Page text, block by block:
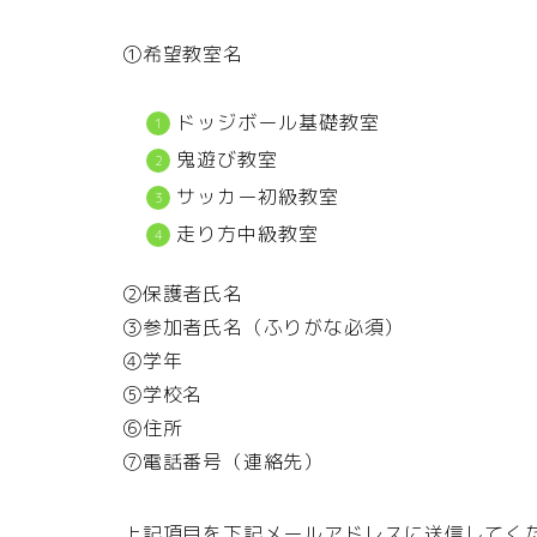
①希望教室名
ドッジボール基礎教室
鬼遊び教室
サッカー初級教室
走り方中級教室
②保護者氏名
③参加者氏名（ふりがな必須）
④学年
⑤学校名
⑥住所
⑦電話番号（連絡先）